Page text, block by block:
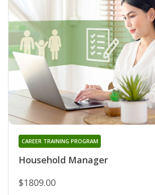
Household Manager
CAREER TRAINING PROGRAM
$1809.00